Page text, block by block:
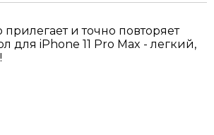
и точно повторяет
для iPhone 11 Pro Max - легкий,